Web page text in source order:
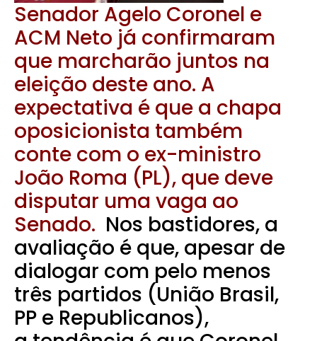
Senador Agelo Coronel e
ACM Neto já confirmaram
que marcharão juntos na
eleição deste ano. A
expectativa é que a chapa
oposicionista também
conte com o ex-ministro
João Roma (PL), que deve
disputar uma vaga ao
Senado. Nos bastidores, a
avaliação é que, apesar de
dialogar com pelo menos
três partidos (União Brasil,
PP e Republicanos),